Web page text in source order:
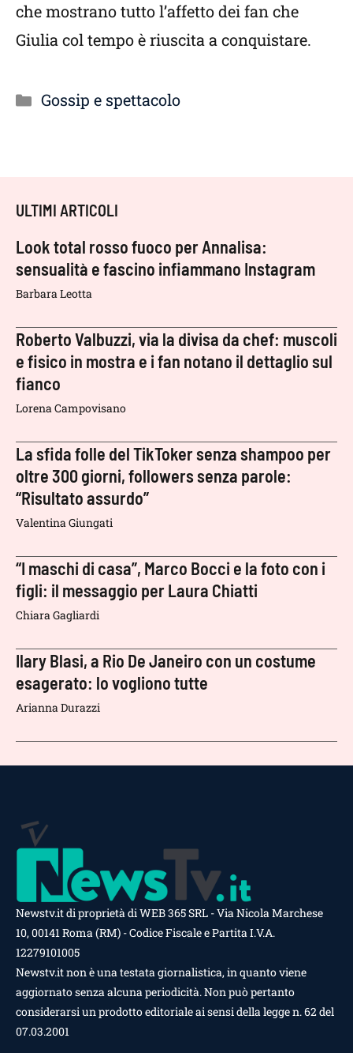
che mostrano tutto l’affetto dei fan che
Giulia col tempo è riuscita a conquistare.
Categorie
Gossip e spettacolo
ULTIMI ARTICOLI
Look total rosso fuoco per Annalisa:
sensualità e fascino infiammano Instagram
Barbara Leotta
Roberto Valbuzzi, via la divisa da chef: muscoli
e fisico in mostra e i fan notano il dettaglio sul
fianco
Lorena Campovisano
La sfida folle del TikToker senza shampoo per
oltre 300 giorni, followers senza parole:
“Risultato assurdo”
Valentina Giungati
“I maschi di casa”, Marco Bocci e la foto con i
figli: il messaggio per Laura Chiatti
Chiara Gagliardi
Ilary Blasi, a Rio De Janeiro con un costume
esagerato: lo vogliono tutte
Arianna Durazzi
Newstv.it di proprietà di WEB 365 SRL - Via Nicola Marchese
10, 00141 Roma (RM) - Codice Fiscale e Partita I.V.A.
12279101005
Newstv.it non è una testata giornalistica, in quanto viene
aggiornato senza alcuna periodicità. Non può pertanto
considerarsi un prodotto editoriale ai sensi della legge n. 62 del
07.03.2001